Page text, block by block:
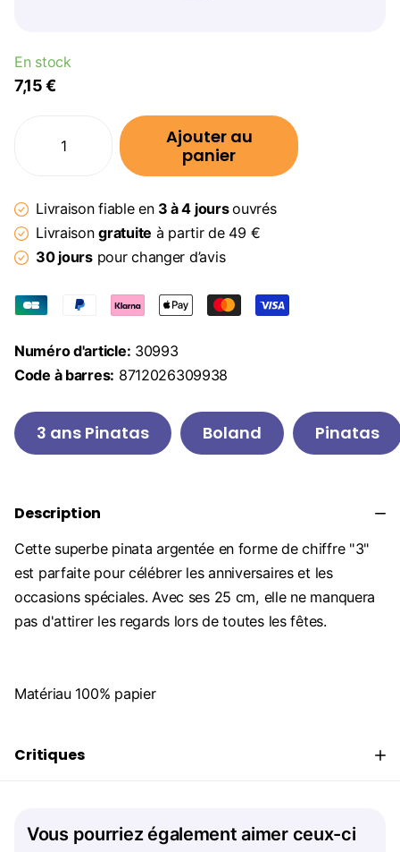
En stock
7,15 €
Ajouter au
panier
Livraison fiable en3 à 4 joursouvrés
Livraisongratuite à partir de 49 €
30 jourspour changer d’avis
Numéro d'article: 30993
Code à barres: 8712026309938
3 ans Pinatas Boland Pinatas
Description
Cette superbe pinata argentée en forme de chiffre "3"
est parfaite pour célébrer les anniversaires et les
occasions spéciales. Avec ses 25 cm, elle ne manquera
pas d'attirer les regards lors de toutes les fêtes.
Matériau 100% papier
Critiques
Vous pourriez également aimer ceux-ci